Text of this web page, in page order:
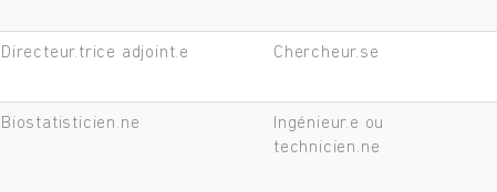
Directeur.trice adjoint.e
Chercheur.se
Biostatisticien.ne
Ingénieur.e ou
technicien.ne